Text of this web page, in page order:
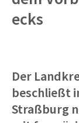
ecks
Der
beschließt
Straßburg